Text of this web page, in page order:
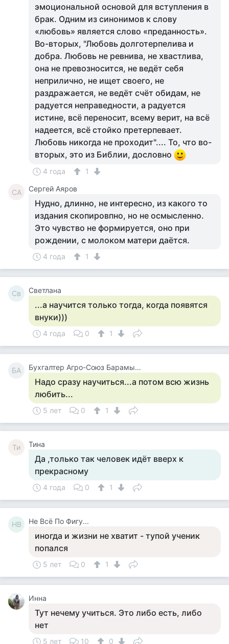
эмоциональной основой для вступления в
брак. Одним из синонимов к слову
«любовь» является слово «преданность».
Во-вторых, "Любовь долготерпелива и
добра. Любовь не ревнива, не хвастлива,
она не превозносится, не ведёт себя
неприлично, не ищет своего, не
раздражается, не ведёт счёт обидам, не
радуется неправедности, а радуется
истине, всё переносит, всему верит, на всё
надеется, всё стойко претерпевает.
Любовь никогда не проходит".... То, что во-
вторых, это из Библии, дословно
4 года 1
СА Сергей Аяров
Нудно, длинно, не интересно, из какого то
издания скопировпно, но не осмысленно.
Это чувство не формируется, оно при
рождении, с молоком матери даётся.
4 года 1
Св Светлана
...а научится только тогда, когда появятся
внуки)))
4 года 0 1
БА Бухгалтер Агро-Союз Барамыкина
Надо сразу научиться...а потом всю жизнь
любить...
5 лет 0 1
Ти Тина
Да ,только так человек идёт вверх к
прекрасному
4 года 0 1
НВ Не Всё По Фигу...
иногда и жизни не хватит - тупой ученик
попался
5 лет 0 1
Инна
Тут нечему учиться. Это либо есть, либо
нет
5 лет 10
0